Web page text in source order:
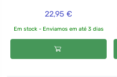
22,95 €
Em stock - Enviamos em até 3 dias